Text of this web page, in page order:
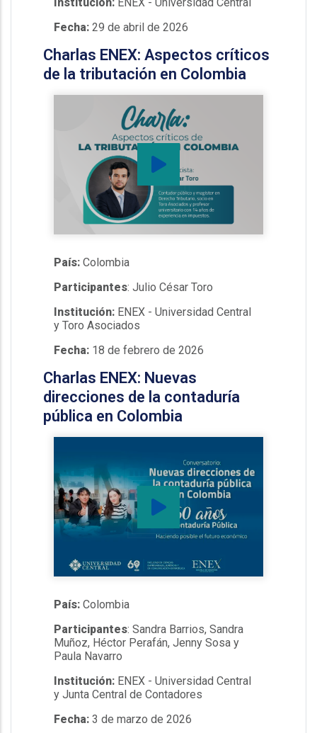
Fecha: 29 de abril de 2026
Charlas ENEX: Aspectos críticos
de la tributación en Colombia
País: Colombia
Participantes: Julio César Toro
Institución: ENEX - Universidad Central
y Toro Asociados
Fecha: 18 de febrero de 2026
Charlas ENEX: Nuevas
direcciones de la contaduría
pública en Colombia
País: Colombia
Participantes: Sandra Barrios, Sandra
Muñoz, Héctor Perafán, Jenny Sosa y
Paula Navarro
Institución: ENEX - Universidad Central
y Junta Central de Contadores
Fecha: 3 de marzo de 2026